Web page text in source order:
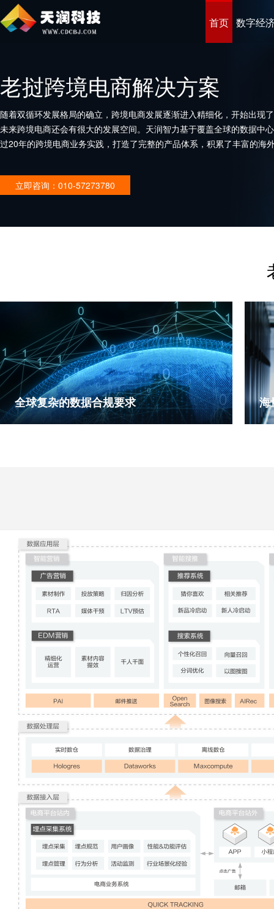
首页 数字经
老挝跨境电商解决方案
随着双循环发展格局的确立，跨境电商发展逐渐进入精细化，开始出现
未来跨境电商还会有很大的发展空间。天润智力基于覆盖全球的数据中
过20年的跨境电商业务实践，打造了完整的产品体系，积累了丰富的海
立即咨询：010-57273780
全球复杂的数据合规要求 海